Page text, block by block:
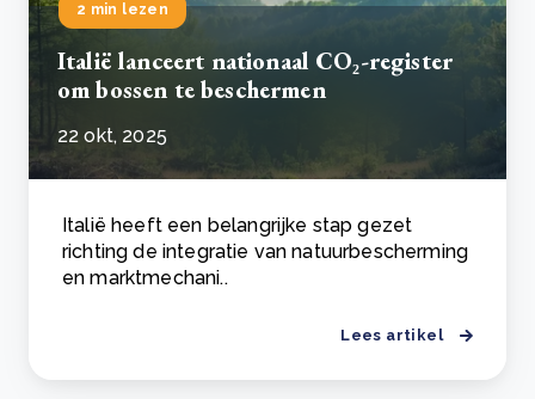
2 min lezen
Italië lanceert nationaal CO₂-register
om bossen te beschermen
22 okt, 2025
Italië heeft een belangrijke stap gezet
richting de integratie van natuurbescherming
en marktmechani..
Lees artikel